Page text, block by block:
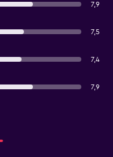
7,9
7,5
7,4
7,9